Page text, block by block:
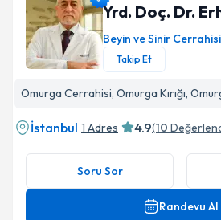
Yrd. Doç. Dr.
Beyin ve Sinir Cerrahisi
Takip Et
Omurga Cerrahisi, Omurga Kırığı,
İstanbul 1 Adres 4.9(10
Soru Sor
Randevu Al